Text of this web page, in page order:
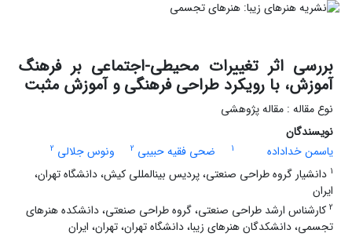
بررسی اثر تغییرات محیطی-اجتماعی بر فرهنگ
آموزش، با رویکرد طراحی فرهنگی و آموزش مثبت
نوع مقاله : مقاله پژوهشی
نویسندگان
یاسمن خداداده
1 ضحی فقیه حبیبی 2 ونوس جلالی 2
1 دانشیار گروه طراحی صنعتی، پردیس بینالمللی کیش، دانشگاه تهران،
ایران
2 کارشناس ارشد طراحی صنعتی، گروه طراحی صنعتی، دانشکده هنرهای
تجسمی، دانشکدگان هنرهای زیبا، دانشگاه تهران، تهران، ایران